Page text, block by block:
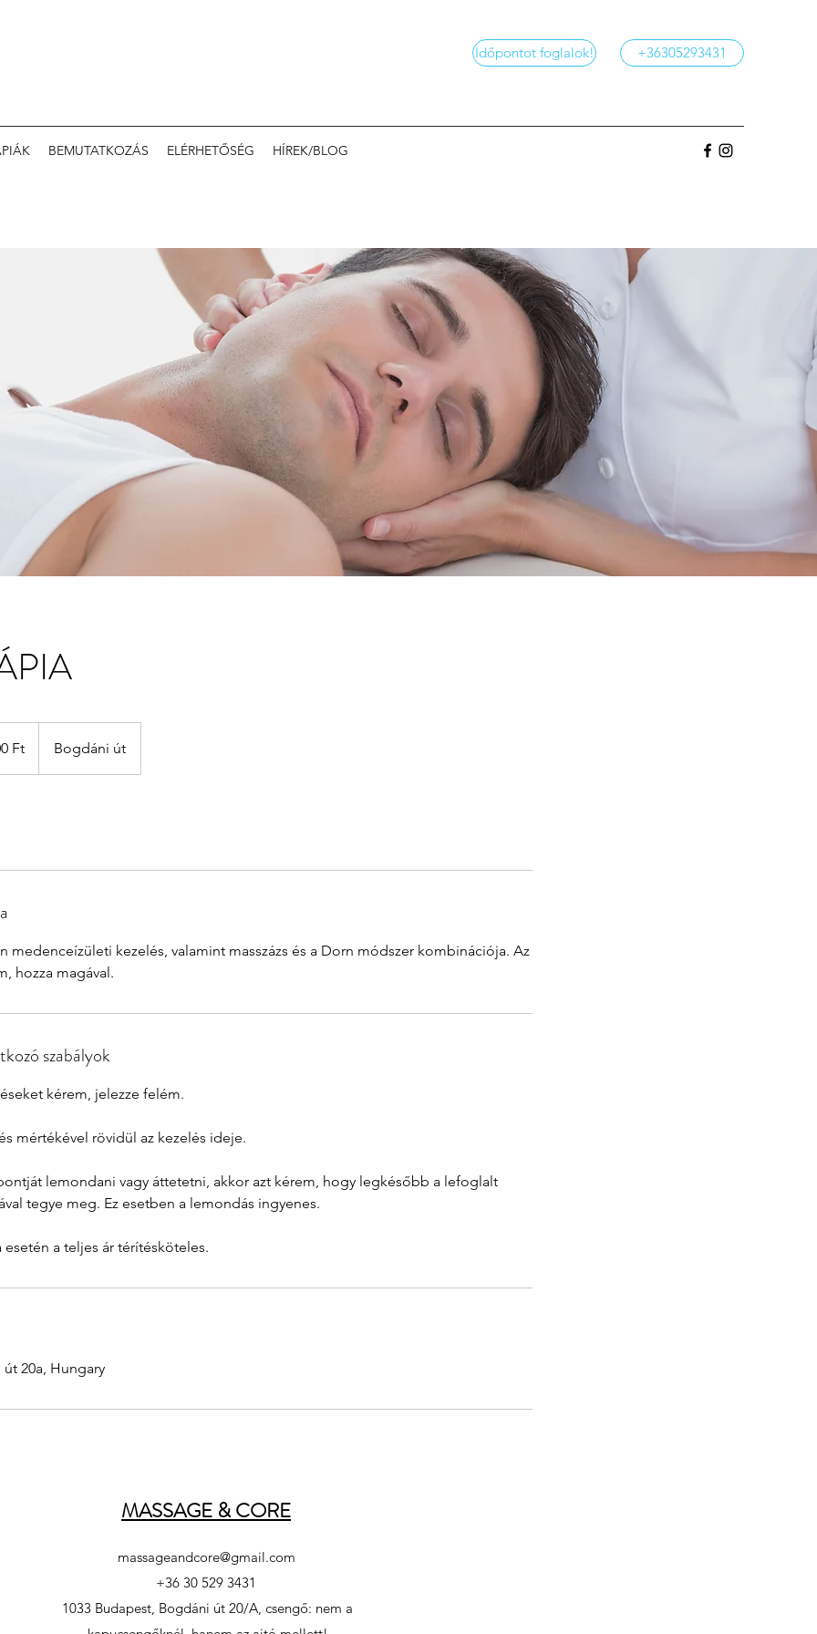
Időpontot foglalok! +36305293431
BEMUTATKOZÁS ELÉRHETŐSÉG HÍREK/BLOG
Ft Bogdáni út
medenceízületi kezelés, valamint masszázs és a Dorn módszer kombinációja. Az
hozza magával.
szabályok
kérem, jelezze felém.
mértékével rövidül az kezelés ideje.
lemondani vagy áttetetni, akkor azt kérem, hogy legkésőbb a lefoglalt
tegye meg. Ez esetben a lemondás ingyenes.
esetén a teljes ár térítésköteles.
20a, Hungary
MASSAGE & CORE
massageandcore@gmail.com
+36 30 529 3431
1033 Budapest, Bogdáni út 20/A, csengő: nem a